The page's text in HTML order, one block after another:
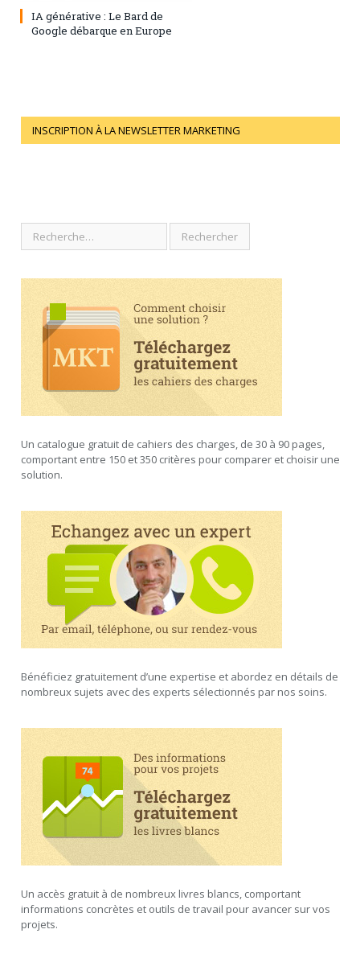
IA générative : Le Bard de
Google débarque en Europe
INSCRIPTION À LA NEWSLETTER MARKETING
Un catalogue gratuit de cahiers des charges, de 30 à 90 pages,
comportant entre 150 et 350 critères pour comparer et choisir une
solution.
Bénéficiez gratuitement d’une expertise et abordez en détails de
nombreux sujets avec des experts sélectionnés par nos soins.
Un accès gratuit à de nombreux livres blancs, comportant
informations concrètes et outils de travail pour avancer sur vos
projets.